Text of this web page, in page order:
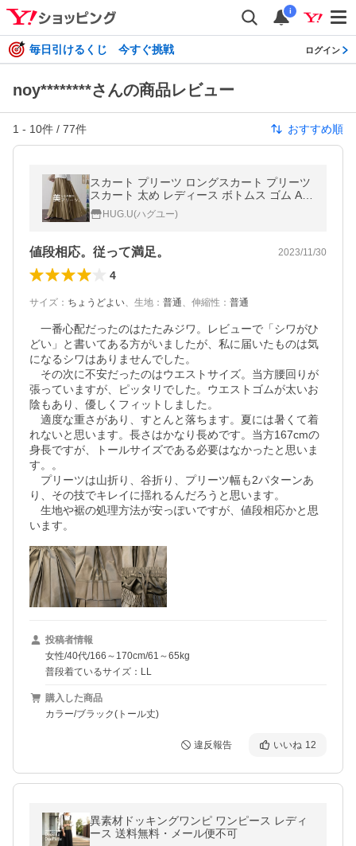
i
毎日引けるくじ 今すぐ挑戦 ログイン
noy********さんの商品レビュー
1 - 10件 / 77件 おすすめ順
スカート プリーツ ロングスカート プリーツ
スカート 太め レディース ボトムス ゴム Aラ
イン マキシ ロング 高身長 2411sl
HUG.U(ハグユー)
値段相応。従って満足。 2023/11/30
4
サイズ ： ちょうどよい、 生地 ： 普通、 伸縮性 ： 普通
一番心配だったのはたたみジワ。レビューで「シワがひ
どい」と書いてある方がいましたが、私に届いたものは気
になるシワはありませんでした。
その次に不安だったのはウエストサイズ。当方腰回りが
張っていますが、ピッタリでした。ウエストゴムが太いお
陰もあり、優しくフィットしました。
適度な重さがあり、すとんと落ちます。夏には暑くて着
れないと思います。長さはかなり長めです。当方167cmの
身長ですが、トールサイズである必要はなかったと思いま
す。。
プリーツは山折り、谷折り、プリーツ幅も2パターンあ
り、その技でキレイに揺れるんだろうと思います。
生地や裾の処理方法が安っぽいですが、値段相応かと思
います。
投稿者情報
女性/40代/166～170cm/61～65kg
普段着ているサイズ：LL
購入した商品
カラー/ブラック(トール丈)
違反報告 いいね 12
異素材ドッキングワンピ ワンピース レディ
ース 送料無料・メール便不可